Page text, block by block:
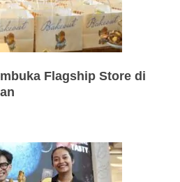
Flagship Store di